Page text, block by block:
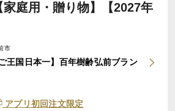
庭用・贈り物】【2027年
市
ご王国日本一】百年樹齢弘前ブラン
アプリ初回注文限定